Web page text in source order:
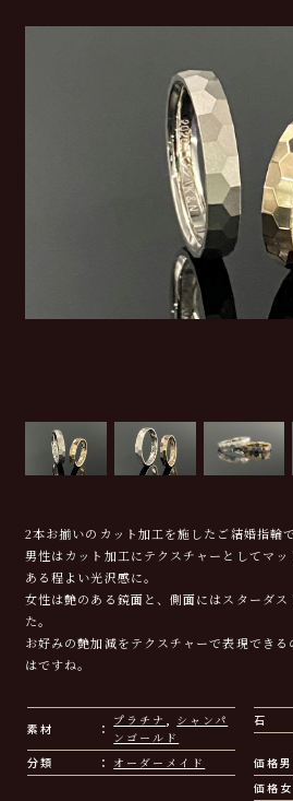
2本お揃いのカット加工を施したご結婚指輪で
男性はカット加工にテクスチャーとしてマ
ある程よい光沢感に。
女性は艶のある鏡面と、側面にはスターダ
た。
お好みの艶加減をテクスチャーで表現でき
はですね。
素材
プラチナ
シャンパ
ンゴールド
石
分類 オーダーメイド 価格
価格